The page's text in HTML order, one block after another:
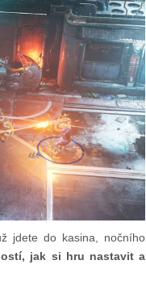
jdete do kasina, nočního
jak si hru nastavit a